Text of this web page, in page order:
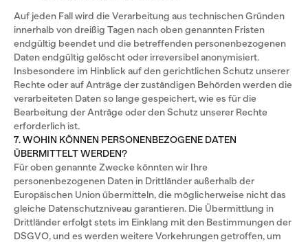
Auf jeden Fall wird die Verarbeitung aus technischen Gründen
innerhalb von dreißig Tagen nach oben genannten Fristen
endgültig beendet und die betreffenden personenbezogenen
Daten endgültig gelöscht oder irreversibel anonymisiert.
Insbesondere im Hinblick auf den gerichtlichen Schutz unserer
Rechte oder auf Anträge der zuständigen Behörden werden die
verarbeiteten Daten so lange gespeichert, wie es für die
Bearbeitung der Anträge oder den Schutz unserer Rechte
erforderlich ist.
7. WOHIN KÖNNEN PERSONENBEZOGENE DATEN
ÜBERMITTELT WERDEN?
Für oben genannte Zwecke könnten wir Ihre
personenbezogenen Daten in Drittländer außerhalb der
Europäischen Union übermitteln, die möglicherweise nicht das
gleiche Datenschutzniveau garantieren. Die Übermittlung in
Drittländer erfolgt stets im Einklang mit den Bestimmungen der
DSGVO, und es werden weitere Vorkehrungen getroffen, um